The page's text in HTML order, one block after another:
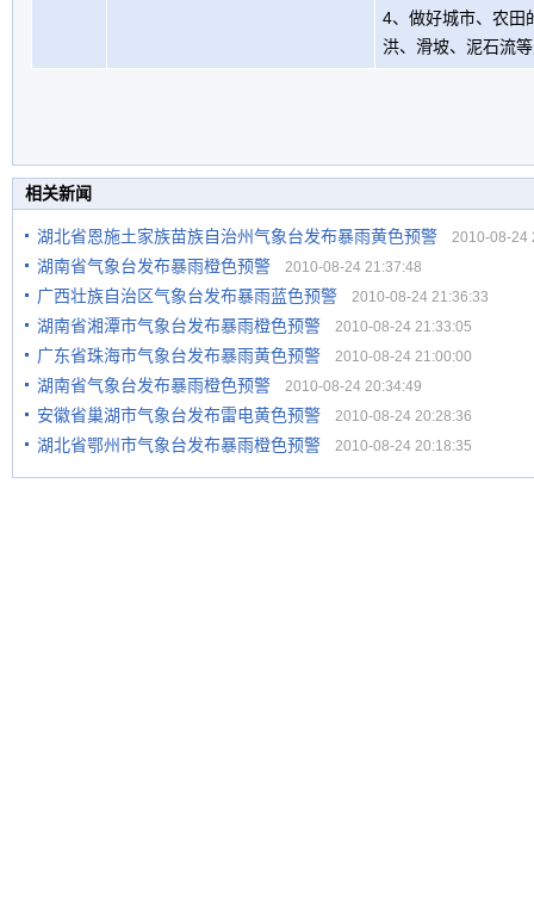
4、做好城市、农田
洪、滑坡、泥石流
相关新闻
湖北省恩施土家族苗族自治州气象台发布暴雨黄色预警 2010-08-24
湖南省气象台发布暴雨橙色预警 2010-08-24 21:37:48
广西壮族自治区气象台发布暴雨蓝色预警 2010-08-24 21:36:33
湖南省湘潭市气象台发布暴雨橙色预警 2010-08-24 21:33:05
广东省珠海市气象台发布暴雨黄色预警 2010-08-24 21:00:00
湖南省气象台发布暴雨橙色预警 2010-08-24 20:34:49
安徽省巢湖市气象台发布雷电黄色预警 2010-08-24 20:28:36
湖北省鄂州市气象台发布暴雨橙色预警 2010-08-24 20:18:35